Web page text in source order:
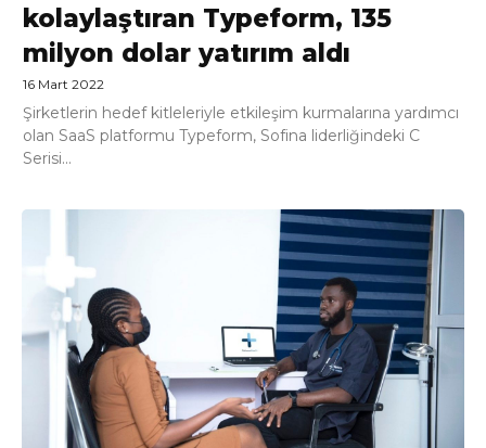
kolaylaştıran Typeform, 135
milyon dolar yatırım aldı
16 Mart 2022
Şirketlerin hedef kitleleriyle etkileşim kurmalarına yardımcı
olan SaaS platformu Typeform, Sofina liderliğindeki C
Serisi...